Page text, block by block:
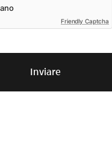
Friendly Captcha
Inviare